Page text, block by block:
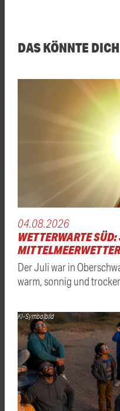
DAS KÖNNTE
04.08.2026
WETTERWARTE
Der Juli war in
warm, sonnig und
KI-Symbolbild